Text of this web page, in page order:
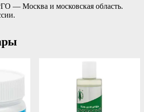
— Москва и московская область.